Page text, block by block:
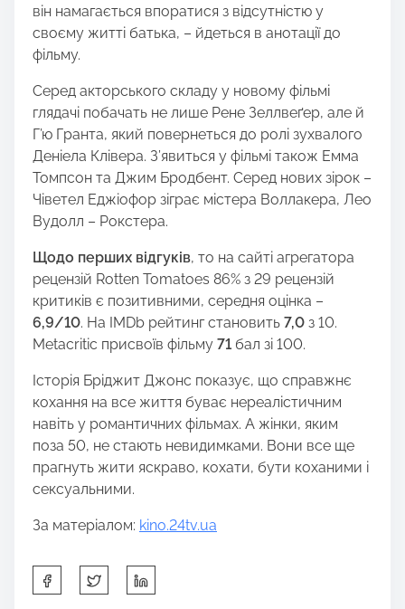
він намагається впоратися з відсутністю у
своєму житті батька, – йдеться в анотації до
фільму.
Серед акторського складу у новому фільмі
глядачі побачать не лише Рене Зеллвеґер, але й
Г’ю Гранта, який повернеться до ролі зухвалого
Деніела Клівера. З’явиться у фільмі також Емма
Томпсон та Джим Бродбент. Серед нових зірок –
Чіветел Еджіофор зіграє містера Воллакера, Лео
Вудолл – Рокстера.
Щодо перших відгуків, то на сайті агрегатора
рецензій Rotten Tomatoes 86% з 29 рецензій
критиків є позитивними, середня оцінка –
6,9/10. На IMDb рейтинг становить 7,0 з 10.
Metacritic присвоїв фільму 71 бал зі 100.
Історія Бріджит Джонс показує, що справжнє
кохання на все життя буває нереалістичним
навіть у романтичних фільмах. А жінки, яким
поза 50, не стають невидимками. Вони все ще
прагнуть жити яскраво, кохати, бути коханими і
сексуальними.
За матеріалом: kino.24tv.ua
h